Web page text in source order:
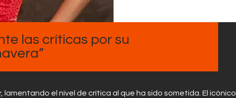
las críticas por su
el nivel de crítica al que ha sido sometida. El icónico